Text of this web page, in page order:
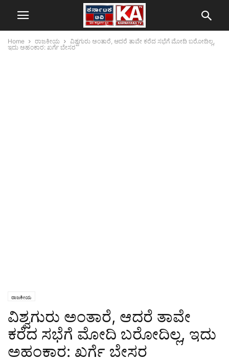
Home ರಾಜಕೀಯ
ವಿಶ್ವಗುರು ಅಂತಾರೆ, ಆದರೆ ತಾವೇ ಕರೆದ ಸಭೆಗೆ ಮೋದಿ ಬರೋದಿಲ್ಲ,
ಇದು ಅಹಂಕಾರ: ಖರ್ಗೆ ಬೇಸರ
ರಾಜಕೀಯ
ವಿಶ್ವಗುರು ಅಂತಾರೆ, ಆದರೆ ತಾವೇ
ಕರೆದ ಸಭೆಗೆ ಮೋದಿ ಬರೋದಿಲ್ಲ, ಇದು
ಅಹಂಕಾರ: ಖರ್ಗೆ ಬೇಸರ